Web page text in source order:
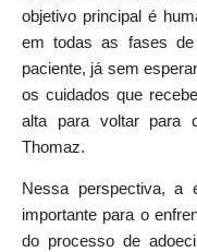
objetivo principal é
em todas as fases
paciente, já sem
os cuidados que
alta para voltar para
Thomaz.
Nessa perspectiva, a
importante para o
do processo de